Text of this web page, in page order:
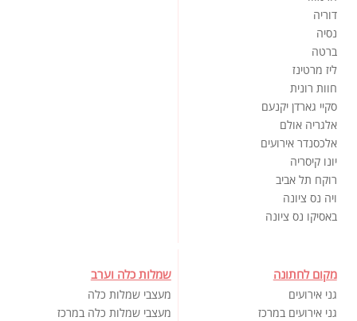
דוריה
נסיה
ברטה
ליז מרטינז
חוות רונית
סקיי גארדן יקנעם
אלגריה אולם
אלכסנדר אירועים
יונו קיסריה
רוקח תל אביב
ויה נס ציונה
באסיקו נס ציונה
מקום לחתונה
גני אירועים
גני אירועים במרכז
שמלות כלה וערב
מעצבי שמלות כלה
מעצבי שמלות כלה במרכז